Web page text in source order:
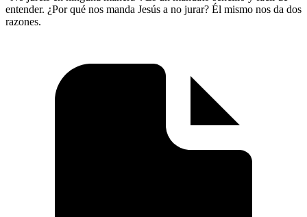
entender. ¿Por qué nos manda Jesús a no jurar? Él mismo nos da dos
razones.